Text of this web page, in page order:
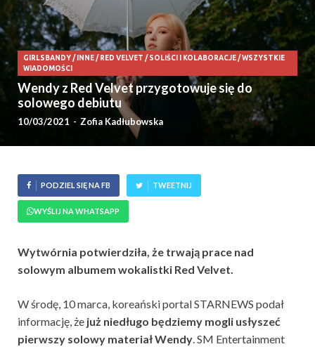
GIRLSBANDY/ INNE/ RED VELVET /SOLIŚCI I KOLABORACJE/WSZYSTKIE
WIADOMOŚCI
Wendy z Red Velvet przygotowuje się do
solowego debiutu
10/03/2021 - Zofia Kadłubowska
PODZIEL SIĘ NA FB TWEETNIJ
WYŚLIJ NA WHATSAPP
Wytwórnia potwierdziła, że trwają prace nad
solowym albumem wokalistki Red Velvet.
W środę, 10 marca, koreański portal STARNEWS podał
informację, że już niedługo będziemy mogli usłyszeć
pierwszy solowy materiał Wendy. SM Entertainment